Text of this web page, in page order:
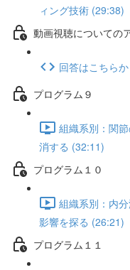
ィング技術 (29:38)
動画視聴についての
回答はこちらか
プログラム９
組織系別：関
消する (32:11)
プログラム１０
組織系別：内
影響を探る (26:21)
プログラム１１